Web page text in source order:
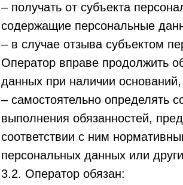
– получать от субъекта
содержащие персональные
– в случае отзыва субъектом
Оператор вправе продолжить
данных при наличии
– самостоятельно определять
выполнения обязанностей,
соответствии с ним
персональных данных или
3.2. Оператор обязан: